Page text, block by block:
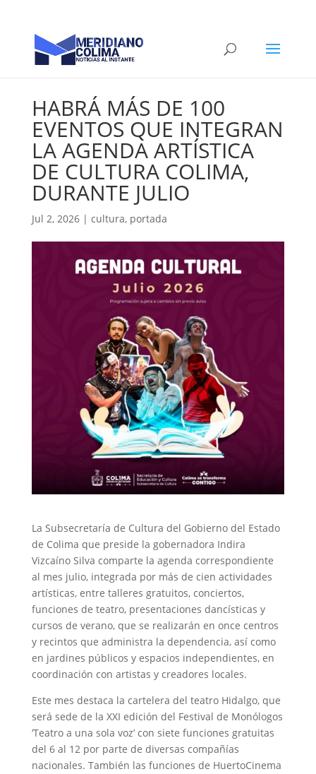
HABRÁ MÁS DE 100
EVENTOS QUE INTEGRAN
LA AGENDA ARTÍSTICA
DE CULTURA COLIMA,
DURANTE JULIO
Jul 2, 2026| cultura, portada
La Subsecretaría de Cultura del Gobierno del Estado
de Colima que preside la gobernadora Indira
Vizcaíno Silva comparte la agenda correspondiente
al mes julio, integrada por más de cien actividades
artísticas, entre talleres gratuitos, conciertos,
funciones de teatro, presentaciones dancísticas y
cursos de verano, que se realizarán en once centros
y recintos que administra la dependencia, así como
en jardines públicos y espacios independientes, en
coordinación con artistas y creadores locales.
Este mes destaca la cartelera del teatro Hidalgo, que
será sede de la XXI edición del Festival de Monólogos
‘Teatro a una sola voz’ con siete funciones gratuitas
del 6 al 12 por parte de diversas compañías
nacionales. También las funciones de HuertoCinema